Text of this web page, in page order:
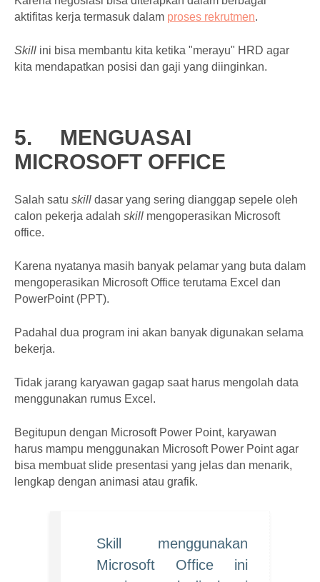
aktifitas kerja termasuk dalam proses rekrutmen.
Skill ini bisa membantu kita ketika "merayu" HRD agar
kita mendapatkan posisi dan gaji yang diinginkan.
5.
MENGUASAI
MICROSOFT OFFICE
Salah satu skill dasar yang sering dianggap sepele oleh
calon pekerja adalah skill mengoperasikan Microsoft
office.
Karena nyatanya masih banyak pelamar yang buta dalam
mengoperasikan Microsoft Office terutama Excel dan
PowerPoint (PPT).
Padahal dua program ini akan banyak digunakan selama
bekerja.
Tidak jarang karyawan gagap saat harus mengolah data
menggunakan rumus Excel.
Begitupun dengan Microsoft Power Point, karyawan
harus mampu menggunakan Microsoft Power Point agar
bisa membuat slide presentasi yang jelas dan menarik,
lengkap dengan animasi atau grafik.
Skill menggunakan
Microsoft Office ini